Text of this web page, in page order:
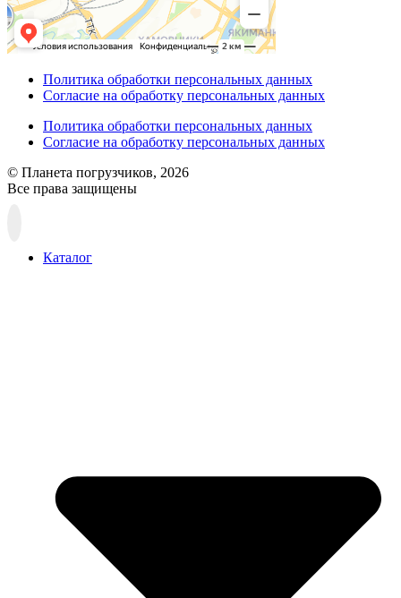
Политика обработки персональных данных
Согласие на обработку персональных данных
Политика обработки персональных данных
Согласие на обработку персональных данных
© Планета погрузчиков, 2026
Все права защищены
вверхКаталог